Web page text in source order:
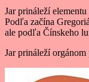
Jar prináleží
Podľa začína
ale podľa Čínskeho
Jar prináleží orgánom